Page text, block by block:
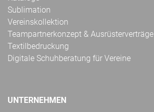
Sublimation
Vereinskollektion
Teampartnerkonzept & Ausrüsterverträge
Textilbedruckung
Digitale Schuhberatung für Vereine
UNTERNEHMEN